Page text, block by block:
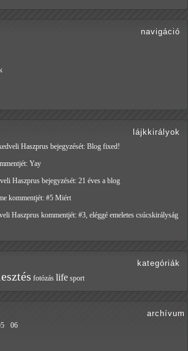
navigáció
lájkkirályok
Haszprus bejegyzését: Blog fixed!
Yay
Haszprus bejegyzését: 21 éves a blog
kommentjét: #5 Miért
Haszprus kommentjét: #3, eléggé emeletes csúcskirályság
kategóriák
fotózás life sport
archívum
06